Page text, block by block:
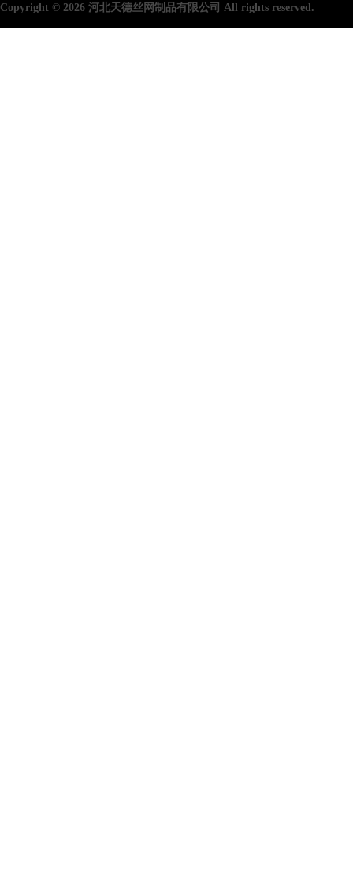
Copyright © 2026 河北天德丝网制品有限公司 All rights reserved.